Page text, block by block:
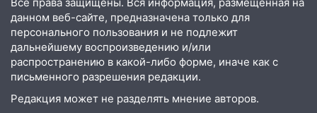
судить за неуплату 48,4 млн рублей
налогов
09:28 Дети на дорогах: пострадали
велосипедисты, мотоциклисты и
пешеходы. Обзор крупных аварий в
Ульяновской области
данном веб-сайте, предназначена только для
персонального пользования и не подлежит
дальнейшему воспроизведению и/или
распространению в какой-либо форме, иначе как с
письменного разрешения редакции.
Редакция может не разделять мнение авторов.